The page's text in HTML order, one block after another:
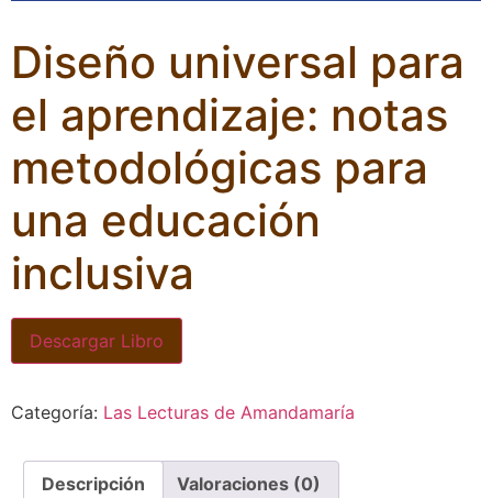
Diseño universal para
el aprendizaje: notas
metodológicas para
una educación
inclusiva
Descargar Libro
Categoría: Las Lecturas de Amandamaría
Descripción Valoraciones (0)